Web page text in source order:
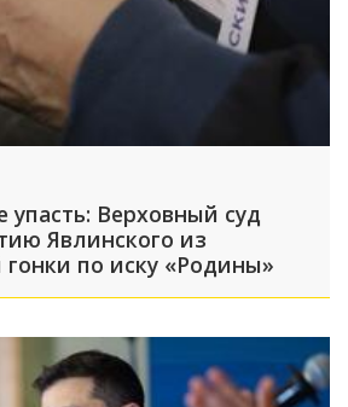
упасть: Верховный суд
Явлинского из
по иску «Родины»